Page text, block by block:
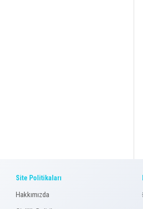
Site Politikaları
Hakkımızda